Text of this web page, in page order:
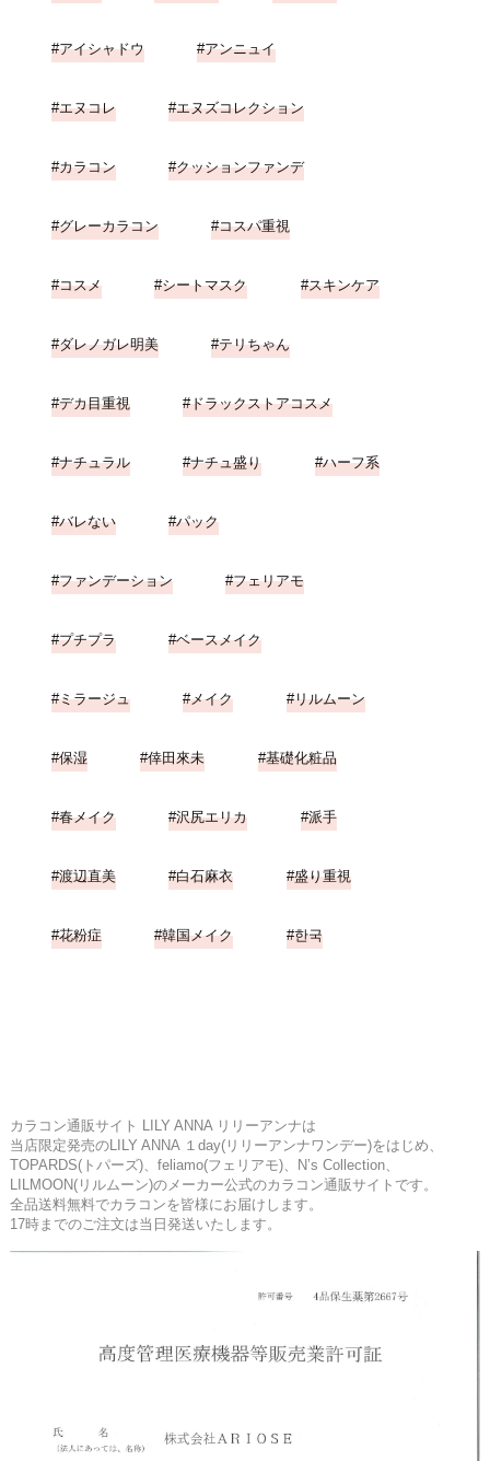
アイシャドウ アンニュイ
エヌコレ エヌズコレクション
カラコン クッションファンデ
グレーカラコン コスパ重視
コスメ シートマスク スキンケア
ダレノガレ明美 テリちゃん
デカ目重視 ドラックストアコスメ
ナチュラル ナチュ盛り ハーフ系
バレない パック
ファンデーション フェリアモ
プチプラ ベースメイク
ミラージュ メイク リルムーン
保湿 倖田來未 基礎化粧品
春メイク 沢尻エリカ 派手
渡辺直美 白石麻衣 盛り重視
花粉症 韓国メイク 한국
カラコン通販サイト LILY ANNA リリーアンナは
当店限定発売のLILY ANNA １day(リリーアンナワンデー)をはじめ、
TOPARDS(トパーズ)、feliamo(フェリアモ)、N’s Collection、
LILMOON(リルムーン)のメーカー公式のカラコン通販サイトです。
全品送料無料でカラコンを皆様にお届けします。
17時までのご注文は当日発送いたします。